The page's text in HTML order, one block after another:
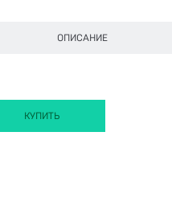
ОПИСАНИЕ
КУПИТЬ